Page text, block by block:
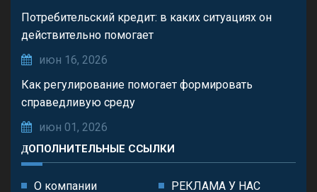
Потребительский кредит: в каких ситуациях он
действительно помогает
июн 16, 2026
Как регулирование помогает формировать
справедливую среду
июн 01, 2026
ДОПОЛНИТЕЛЬНЫЕ ССЫЛКИ
О компании РЕКЛАМА У НАС